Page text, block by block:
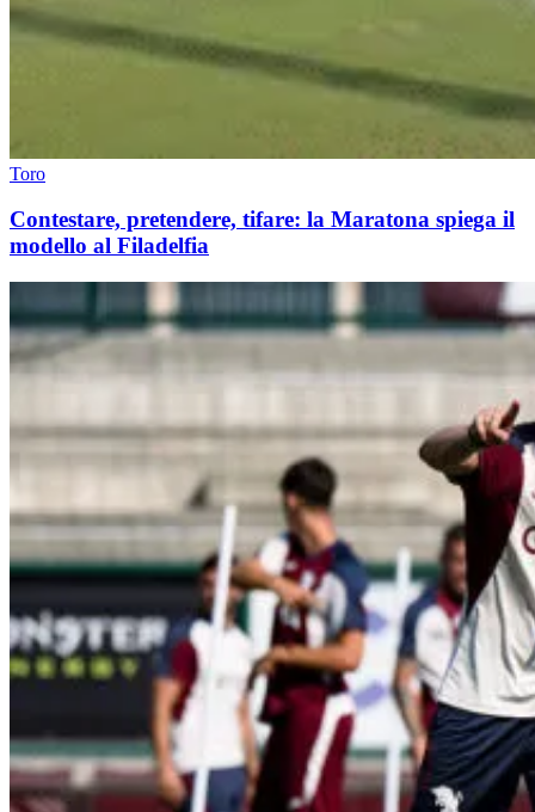
Toro
Contestare, pretendere, tifare: la Maratona spiega il
modello al Filadelfia